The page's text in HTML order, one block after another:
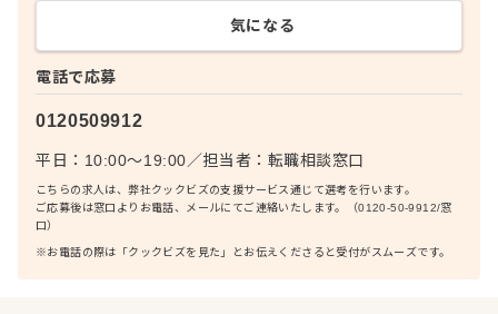
電話で応募
0120509912
平日：10:00〜19:00／担当者： 転職相談窓口
こちらの求人は、弊社クックビズの支援サービス通じて選考を行います。
ご応募後は窓口よりお電話、メールにてご連絡いたします。（0120-50-9912/窓
口）
※お電話の際は「クックビズを見た」とお伝えくださると受付がスムーズです。
気になる